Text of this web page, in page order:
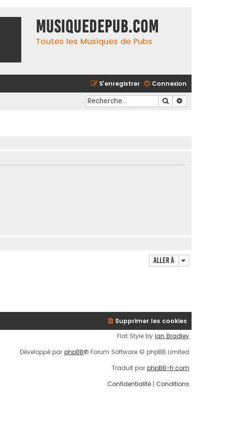
MusiqueDePub.com
Toutes les Musiques de Pubs
Connexion
S’enregistrer
Rechercher
Aller à
Supprimer les cookies
Flat Style by Ian Bradley
Développé par phpBB® Forum Software © phpBB Limited
Traduit par phpBB-fr.com
Confidentialité
Conditions